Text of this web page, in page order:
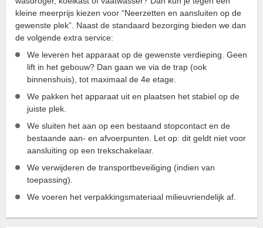
kleine meerprijs kiezen voor “Neerzetten en aansluiten op de
gewenste plek”. Naast de standaard bezorging bieden we dan
de volgende extra service:
We leveren het apparaat op de gewenste verdieping. Geen
lift in het gebouw? Dan gaan we via de trap (ook
binnenshuis), tot maximaal de 4e etage.
We pakken het apparaat uit en plaatsen het stabiel op de
juiste plek.
We sluiten het aan op een bestaand stopcontact en de
bestaande aan- en afvoerpunten. Let op: dit geldt niet voor
aansluiting op een trekschakelaar.
We verwijderen de transportbeveiliging (indien van
toepassing).
We voeren het verpakkingsmateriaal milieuvriendelijk af.